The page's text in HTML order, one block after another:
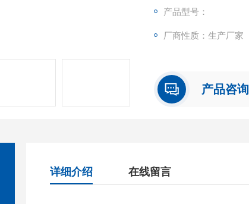
产品型号：
厂商性质：生产厂家
产品咨询
详细介绍 在线留言